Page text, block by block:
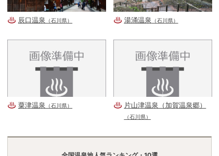
辰口温泉 （石川県） 湯涌温泉 （石川県）
粟津温泉 （石川県） 片山津温泉（加賀温泉郷）
（石川県）